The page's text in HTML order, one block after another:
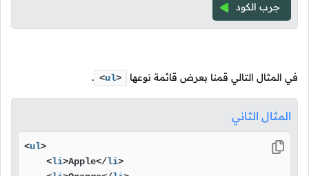
جرب الكود
في المثال التالي قمنا بعرض قائمة نوعها <ul>
.
المثال الثاني
<ul>
<li>Apple</li>